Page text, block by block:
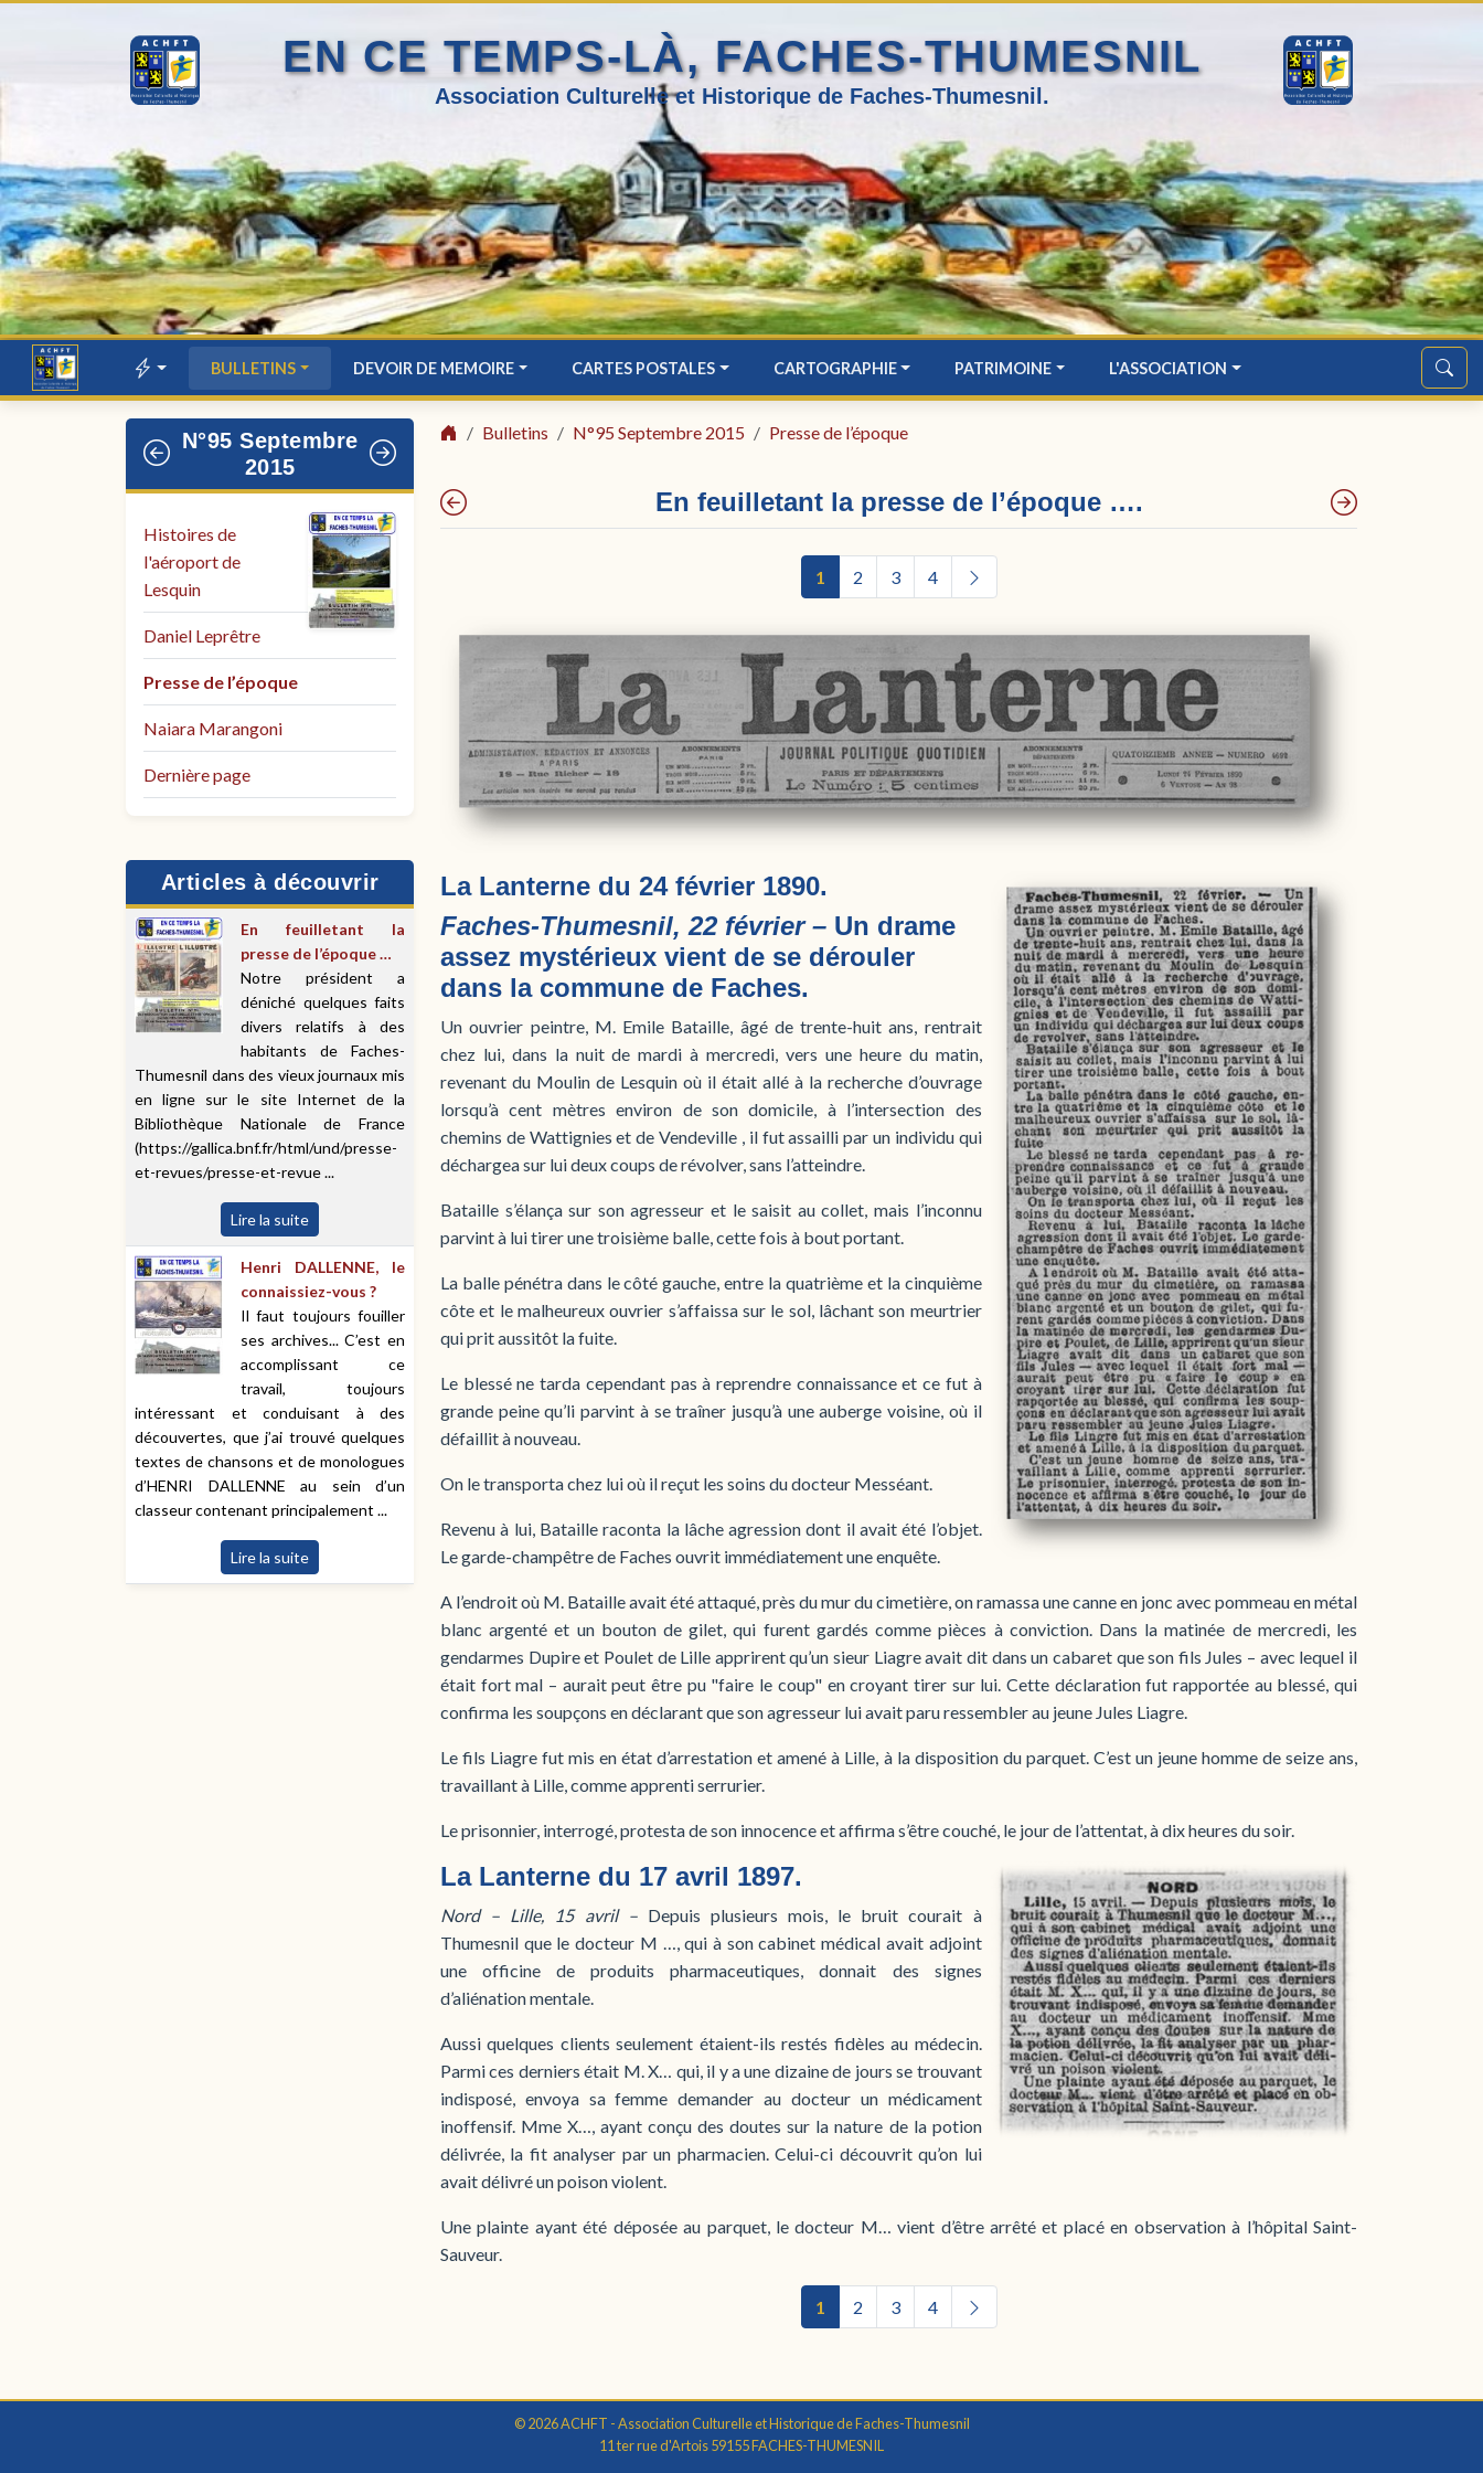
EN CE TEMPS-LÀ, FACHES-THUMESNIL
Association Culturelle et Historique de Faches-Thumesnil.
BULLETINS DEVOIR DE MEMOIRE CARTES POSTALES CARTOGRAPHIE PATRIMOINE L'ASSOCIATION
N°95 Septembre
2015
Histoires de
l'aéroport de
Lesquin
Daniel Leprêtre
Presse de l’époque
Naiara Marangoni
Dernière page
Articles à découvrir
En feuilletant la
presse de l’époque …
Notre président a
déniché quelques faits
divers relatifs à des
habitants de Faches-
Thumesnil dans des vieux journaux mis
en ligne sur le site Internet de la
Bibliothèque Nationale de France
(https://gallica.bnf.fr/html/und/presse-
et-revues/presse-et-revue ...
Lire la suite
Henri DALLENNE, le
connaissiez-vous ?
Il faut toujours fouiller
ses archives... C’est en
accomplissant ce
travail, toujours
intéressant et conduisant à des
découvertes, que j’ai trouvé quelques
textes de chansons et de monologues
d’HENRI DALLENNE au sein d’un
classeur contenant principalement ...
Lire la suite
Bulletins N°95 Septembre 2015 Presse de l’époque
En feuilletant la presse de l’époque ….
1 2 3 4
La Lanterne du 24 février 1890.
Faches-Thumesnil, 22 février – Un drame
assez mystérieux vient de se dérouler
dans la commune de Faches.
Un ouvrier peintre, M. Emile Bataille, âgé de trente-huit ans, rentrait
chez lui, dans la nuit de mardi à mercredi, vers une heure du matin,
revenant du Moulin de Lesquin où il était allé à la recherche d’ouvrage
lorsqu’à cent mètres environ de son domicile, à l’intersection des
chemins de Wattignies et de Vendeville , il fut assailli par un individu qui
déchargea sur lui deux coups de révolver, sans l’atteindre.
Bataille s’élança sur son agresseur et le saisit au collet, mais l’inconnu
parvint à lui tirer une troisième balle, cette fois à bout portant.
La balle pénétra dans le côté gauche, entre la quatrième et la cinquième
côte et le malheureux ouvrier s’affaissa sur le sol, lâchant son meurtrier
qui prit aussitôt la fuite.
Le blessé ne tarda cependant pas à reprendre connaissance et ce fut à
grande peine qu’li parvint à se traîner jusqu’à une auberge voisine, où il
défaillit à nouveau.
On le transporta chez lui où il reçut les soins du docteur Messéant.
Revenu à lui, Bataille raconta la lâche agression dont il avait été l’objet.
Le garde-champêtre de Faches ouvrit immédiatement une enquête.
A l’endroit où M. Bataille avait été attaqué, près du mur du cimetière, on ramassa une canne en jonc avec pommeau en métal
blanc argenté et un bouton de gilet, qui furent gardés comme pièces à conviction. Dans la matinée de mercredi, les
gendarmes Dupire et Poulet de Lille apprirent qu’un sieur Liagre avait dit dans un cabaret que son fils Jules – avec lequel il
était fort mal – aurait peut être pu "faire le coup" en croyant tirer sur lui. Cette déclaration fut rapportée au blessé, qui
confirma les soupçons en déclarant que son agresseur lui avait paru ressembler au jeune Jules Liagre.
Le fils Liagre fut mis en état d’arrestation et amené à Lille, à la disposition du parquet. C’est un jeune homme de seize ans,
travaillant à Lille, comme apprenti serrurier.
Le prisonnier, interrogé, protesta de son innocence et affirma s’être couché, le jour de l’attentat, à dix heures du soir.
La Lanterne du 17 avril 1897.
Nord – Lille, 15 avril – Depuis plusieurs mois, le bruit courait à
Thumesnil que le docteur M …, qui à son cabinet médical avait adjoint
une officine de produits pharmaceutiques, donnait des signes
d’aliénation mentale.
Aussi quelques clients seulement étaient-ils restés fidèles au médecin.
Parmi ces derniers était M. X… qui, il y a une dizaine de jours se trouvant
indisposé, envoya sa femme demander au docteur un médicament
inoffensif. Mme X…, ayant conçu des doutes sur la nature de la potion
délivrée, la fit analyser par un pharmacien. Celui-ci découvrit qu’on lui
avait délivré un poison violent.
Une plainte ayant été déposée au parquet, le docteur M… vient d’être arrêté et placé en observation à l’hôpital Saint-
Sauveur.
1 2 3 4
© 2026 ACHFT - Association Culturelle et Historique de Faches-Thumesnil
11 ter rue d'Artois 59155 FACHES-THUMESNIL